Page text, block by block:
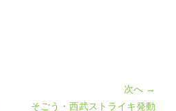
次へ →
そごう・西武ストライキ発動